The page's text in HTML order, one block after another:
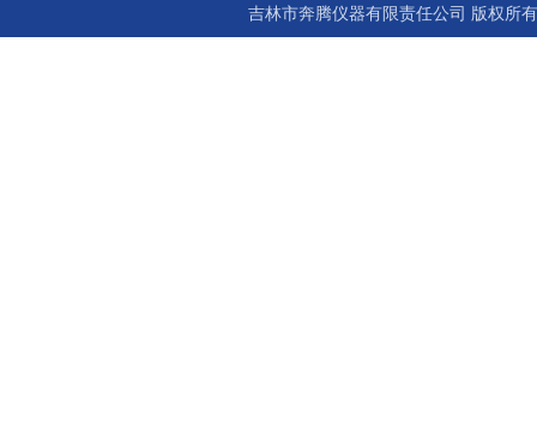
吉林市奔腾仪器有限责任公司 版权所